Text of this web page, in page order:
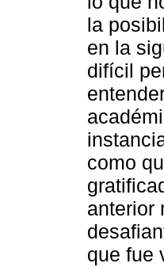
la
en la
difícil
como
anterior
que fue